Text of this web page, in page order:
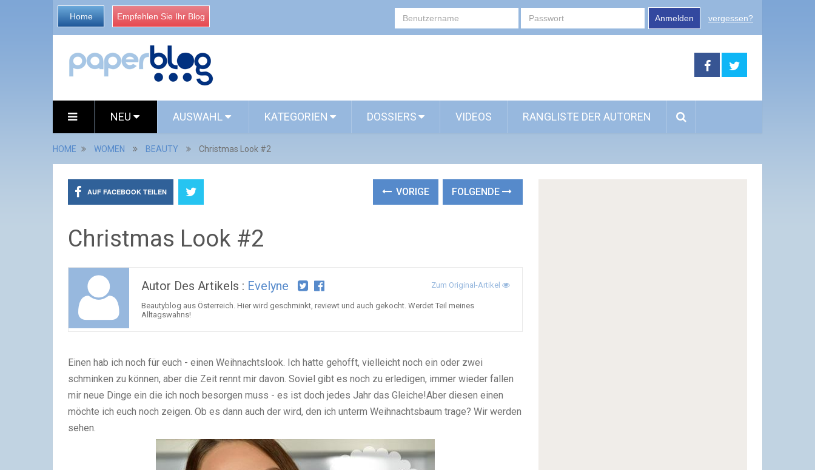
Home Empfehlen Sie Ihr Blog Anmelden vergessen?
NEU AUSWAHL KATEGORIEN DOSSIERS VIDEOS RANGLISTE DER AUTOREN
HOME WOMEN BEAUTY Christmas Look #2
AUF FACEBOOK TEILEN VORIGE FOLGENDE
Christmas Look #2
Autor Des Artikels : Evelyne Zum Original-Artikel
Beautyblog aus Österreich. Hier wird geschminkt, reviewt und auch gekocht. Werdet Teil meines
Alltagswahns!
Einen hab ich noch für euch - einen Weihnachtslook. Ich hatte gehofft, vielleicht noch ein oder zwei
schminken zu können, aber die Zeit rennt mir davon. Soviel gibt es noch zu erledigen, immer wieder fallen
mir neue Dinge ein die ich noch besorgen muss - es ist doch jedes Jahr das Gleiche!Aber diesen einen
möchte ich euch noch zeigen. Ob es dann auch der wird, den ich unterm Weihnachtsbaum trage? Wir werden
sehen.